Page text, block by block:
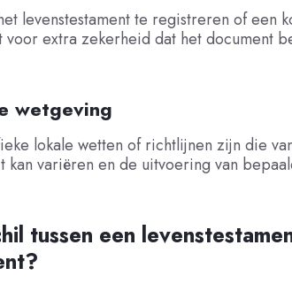
levenstestament te registreren of een
extra zekerheid dat het document
wetgeving
lokale wetten of richtlijnen zijn die
kan variëren en de uitvoering van
tussen een